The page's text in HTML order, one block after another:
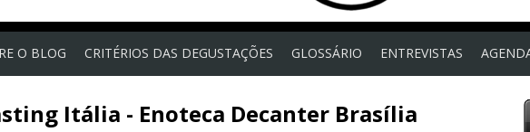
O BLOG CRITÉRIOS DAS DEGUSTAÇÕES GLOSSÁRIO ENTREVISTAS
Itália - Enoteca Decanter Brasília